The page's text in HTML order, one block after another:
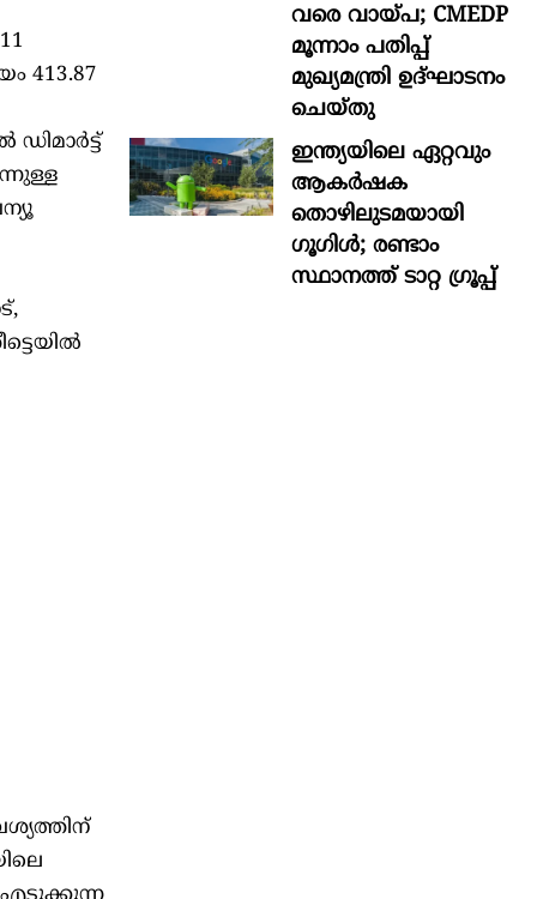
413.87
വരെ വായ്പ; CMEDP
മൂന്നാം പതിപ്പ്
മുഖ്യമന്ത്രി ഉദ്ഘാടനം
ചെയ്തു
ഇന്ത്യയിലെ ഏറ്റവും
ആകര്‍ഷക
തൊഴിലുടമയായി
ഗൂഗിള്‍; രണ്ടാം
സ്ഥാനത്ത് ടാറ്റ ഗ്രൂപ്പ്